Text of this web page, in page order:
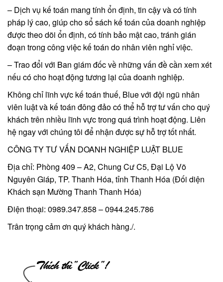
– Dịch vụ kế toán mang tính ổn định, tin cậy và có tính
pháp lý cao, giúp cho sổ sách kế toán của doanh nghiệp
được theo dõi ổn định, có tính bảo mật cao, tránh gián
đoạn trong công việc kế toán do nhân viên nghỉ việc.
– Trao đổi với Ban giám đốc về những vấn đề cần xem xét
nếu có cho hoạt động tương lại của doanh nghiệp.
Không chỉ lĩnh vực kế toán thuế, Blue với đội ngũ nhân
viên luật và kế toán đông đảo có thể hỗ trợ tư vấn cho quý
khách trên nhiều lĩnh vực trong quá trình hoạt động. Liên
hệ ngay với chúng tôi để nhận được sự hỗ trợ tốt nhất.
CÔNG TY TƯ VẤN DOANH NGHIỆP LUẬT BLUE
Địa chỉ: Phòng 409 – A2, Chung Cư C5, Đại Lộ Võ
Nguyên Giáp, TP. Thanh Hóa, tỉnh Thanh Hóa (Đối diện
Khách sạn Mường Thanh Thanh Hóa)
Điện thoại: 0989.347.858 – 0944.245.786
Trân trọng cảm ơn quý khách hàng./.